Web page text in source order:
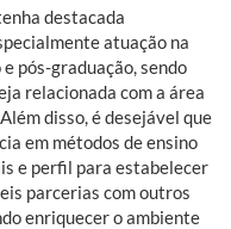
destacada
atuação na
pós-graduação, sendo
relacionada com a área
disso, é desejável que
em métodos de ensino
e perfil para estabelecer
parcerias com outros
enriquecer o ambiente